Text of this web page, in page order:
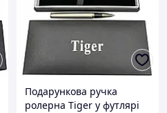
Подарункова ручка
ролерна Tiger у футлярі